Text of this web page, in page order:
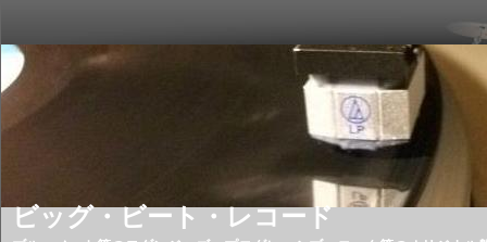
ビッグ・ビート・レコード